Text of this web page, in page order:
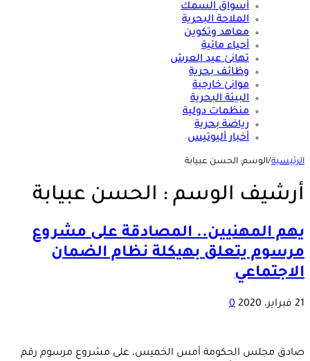
أسواق السمك
الملاحة البحرية
معاهد وتكوين
أحياء مائية
تهانئ عيد العرش
وظائف بحرية
موانئ خارجية
البيئة البحرية
منظمات دولية
رياضة بحرية
أخبار أليوتيس
الرئيسية/الوسم: الحسن عبيابة
أرشيف الوسم : الحسن عبيابة
يهم المهنيين.. المصادقة على مشروع
مرسوم يتعلق بهيكلة نظام الضمان
الاجتماعي
21 فبراير، 2020 0
صادق مجلس الحكومة أمس الخميس، على مشروع مرسوم رقم